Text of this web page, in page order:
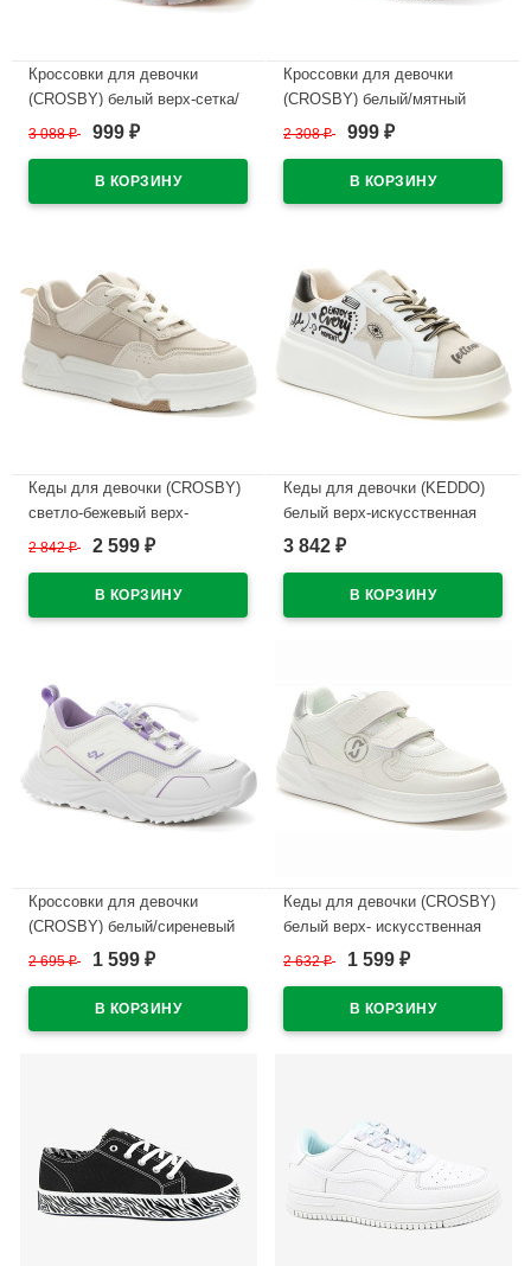
Кроссовки для девочки
(CROSBY) белый верх-сетка/
искусственная кожа
арт.247122/01-04
3 088₽ 999 ₽
Кроссовки для девочки
(CROSBY) белый/мятный
верх-искусственная кожа
ряд 30-35 артикул 247247/01-
06
2 308₽ 999 ₽
Кеды для девочки (CROSBY)
светло-бежевый верх-
искусственная кожа
размерный ряд 35-39
арт.247273/02-02
2 842₽ 2 599 ₽
Кеды для девочки (KEDDO)
белый верх-искусственная
кожа подкладка-текстиль
арт.547108/08-01
3 842 ₽
Кроссовки для девочки
(CROSBY) белый/сиреневый
верх-сетка/искусственная
текстиль арт.247064/04-04
2 695₽ 1 599 ₽
Кеды для девочки (CROSBY)
белый верх- искусственная
кожа+сетка подкладка-
35 артикул 247115/02-01
2 632₽ 1 599 ₽